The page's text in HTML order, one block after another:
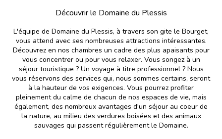
Découvrir le Domaine du Plessis
L'équipe de Domaine du Plessis, à travers son gite le Bourget,
vous attend avec ses nombreuses attractions intéressantes.
Découvrez en nos chambres un cadre des plus apaisants pour
vous concentrer ou pour vous relaxer. Vous songez à un
séjour touristique ? Un voyage à titre professionnel ? Nous
vous réservons des services qui, nous sommes certains, seront
à la hauteur de vos exigences. Vous pourrez profiter
pleinement du calme de chacun de nos espaces de vie, mais
également, des nombreux avantages d'un séjour au coeur de
la nature, au milieu des verdures boisées et des animaux
sauvages qui passent régulièrement le Domaine.